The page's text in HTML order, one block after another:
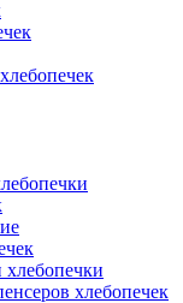
хлебопечек